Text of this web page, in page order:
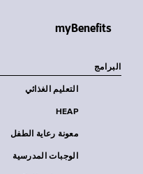
myBenefits
البرامج
التعليم الغذائي
HEAP
معونة رعاية الطفل
الوجبات المدرسية